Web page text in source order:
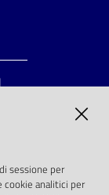
sessione per
cookie analitici per